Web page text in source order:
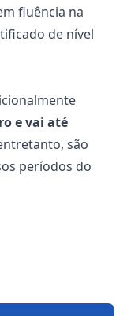
fluência na
de nível
e vai até
são
períodos do